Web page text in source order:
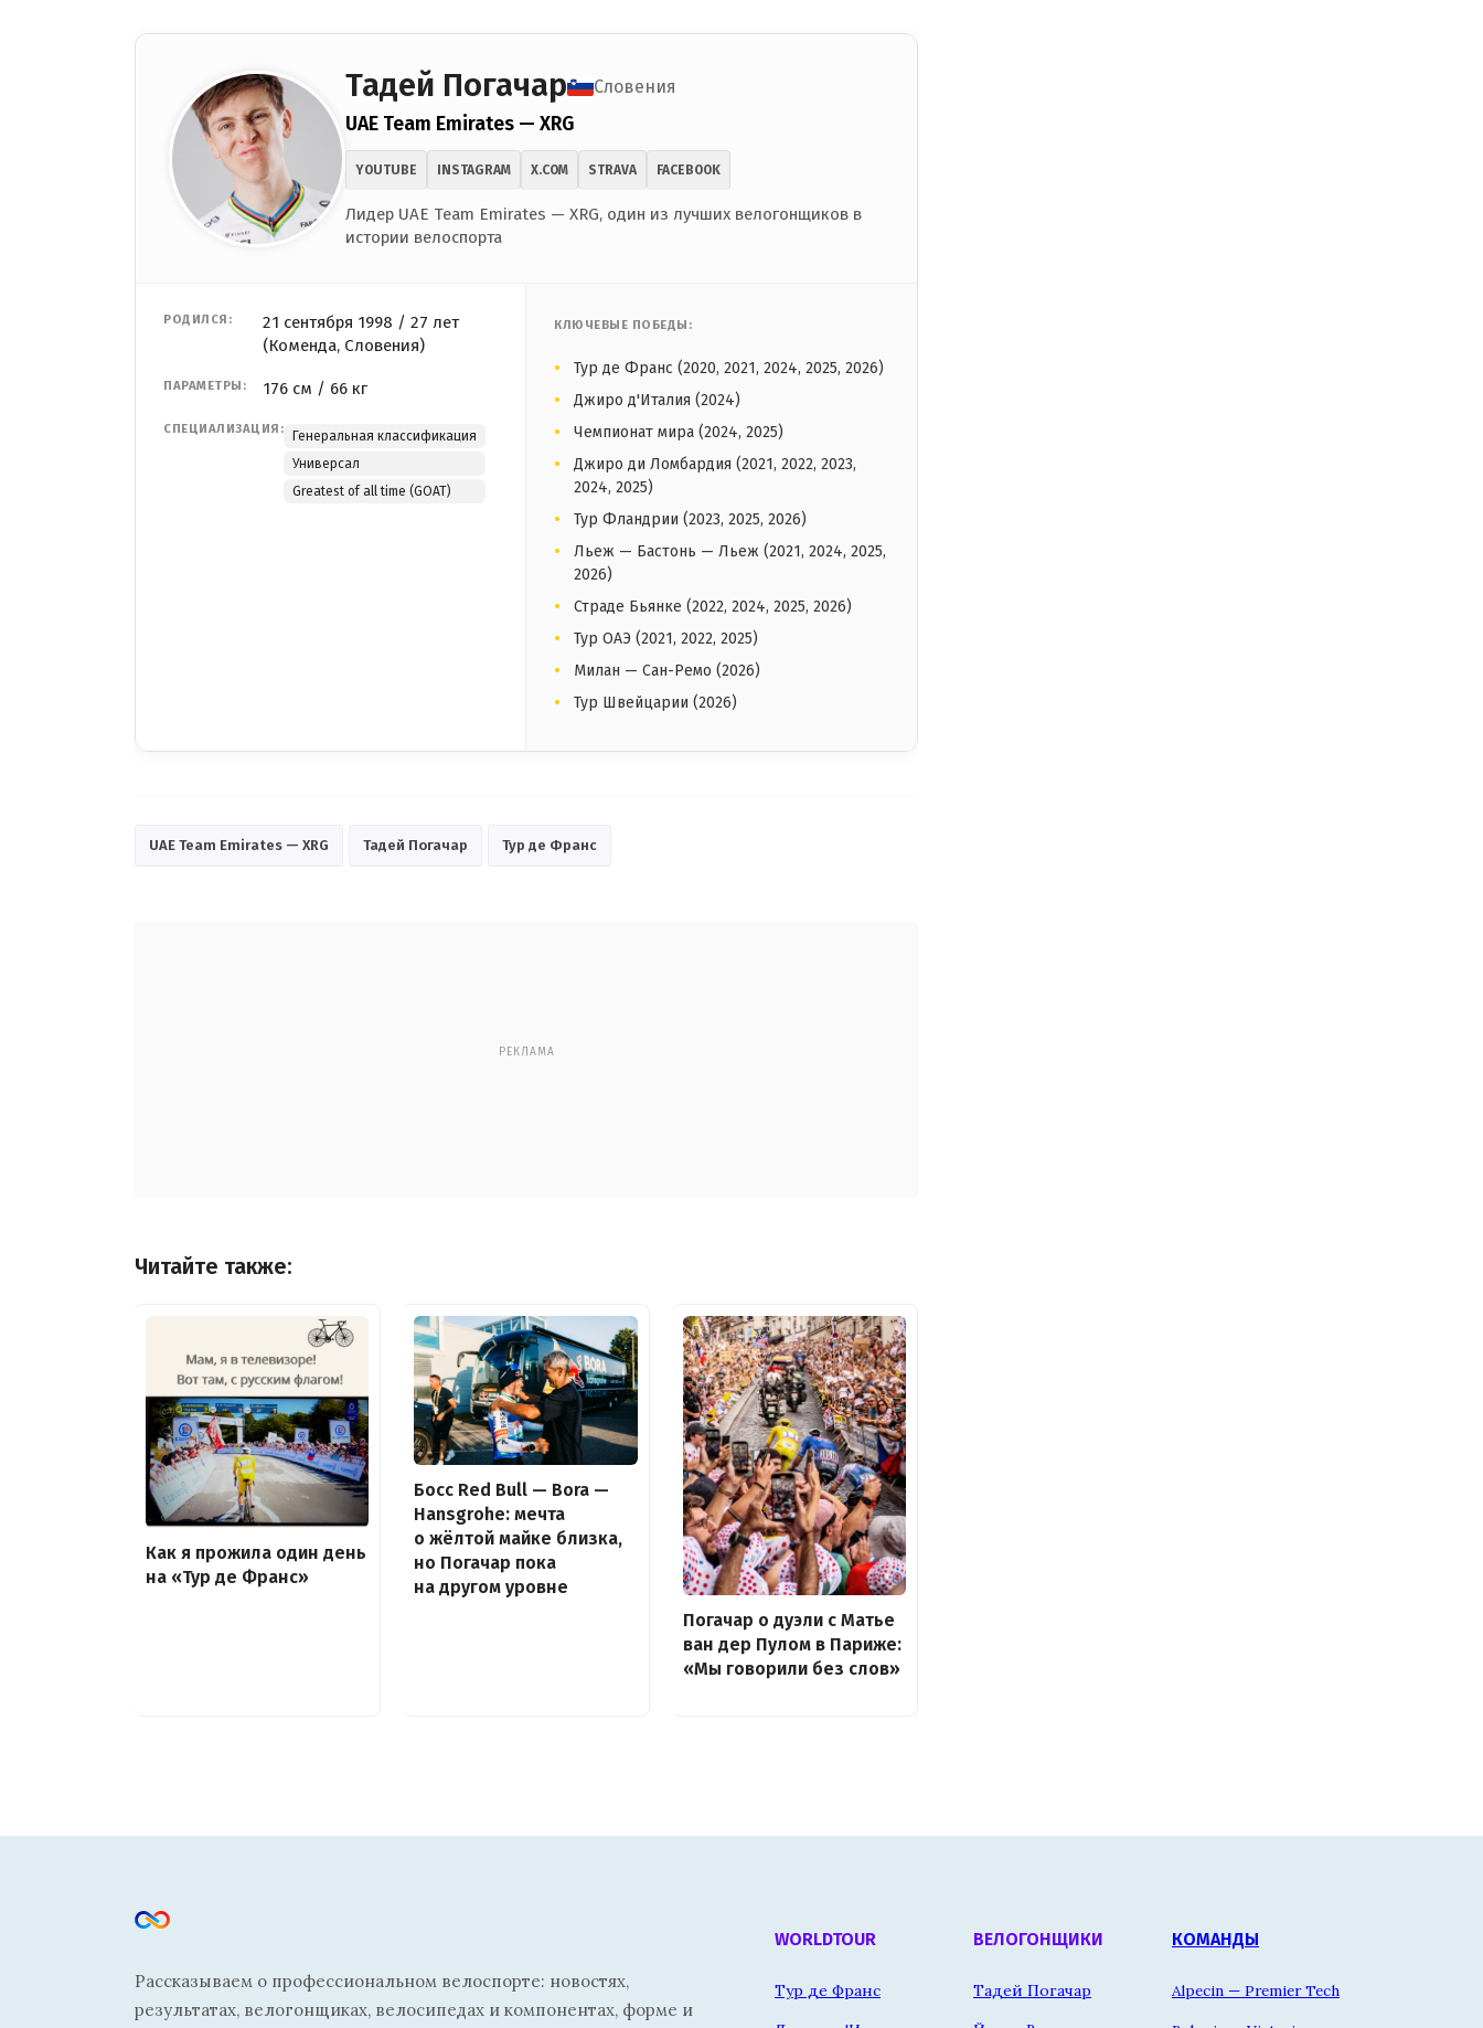
Тадей Погачар Словения
UAE Team Emirates — XRG
YOUTUBE INSTAGRAM X.COM STRAVA FACEBOOK
Лидер UAE Team Emirates — XRG, один из лучших велогонщиков в
истории велоспорта
РОДИЛСЯ:
21 сентября 1998 / 27 лет
(Коменда, Словения)
ПАРАМЕТРЫ: 176 см / 66 кг
СПЕЦИАЛИЗАЦИЯ:
Генеральная классификация
Универсал
Greatest of all time (GOAT)
КЛЮЧЕВЫЕ ПОБЕДЫ:
Тур де Франс (2020, 2021, 2024, 2025, 2026)
Джиро д'Италия (2024)
Чемпионат мира (2024, 2025)
Джиро ди Ломбардия (2021, 2022, 2023,
2024, 2025)
Тур Фландрии (2023, 2025, 2026)
Льеж — Бастонь — Льеж (2021, 2024, 2025,
2026)
Страде Бьянке (2022, 2024, 2025, 2026)
Тур ОАЭ (2021, 2022, 2025)
Милан — Сан-Ремо (2026)
Тур Швейцарии (2026)
UAE Team Emirates — XRG Тадей Погачар Тур де Франс
РЕКЛАМА
Читайте также:
Как я прожила один день
на «Тур де Франс»
Босс Red Bull — Bora —
Hansgrohe: мечта
о жёлтой майке близка,
но Погачар пока
на другом уровне
Погачар о дуэли с Матье
ван дер Пулом в Париже:
«Мы говорили без слов»
Рассказываем о профессиональном велоспорте: новостях,
результатах, велогонщиках, велосипедах и компонентах, форме и
WORLDTOUR
Тур де Франс
ВЕЛОГОНЩИКИ
Тадей Погачар
КОМАНДЫ
Alpecin — Premier Tech